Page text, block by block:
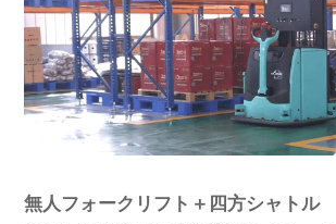
無人フォークリフト＋四方シャトル